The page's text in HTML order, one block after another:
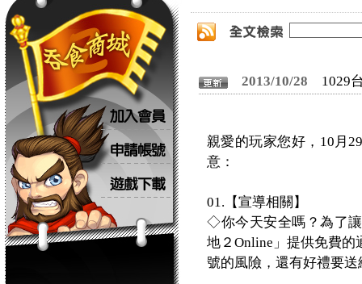
2013/10/28 1029
親愛的玩家您好，10月
意：
01.【宣導相關】
◇你今天安全嗎？為了
地２Online」提供免費
號的風險，還有好禮要送